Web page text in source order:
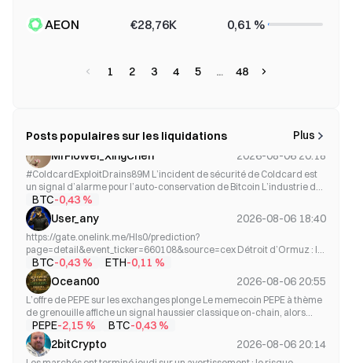
AEON €28,76K 0,61 %
1 2 3 4 5 48
Posts populaires sur les liquidations
Plus
MrFlower_XingChen
2026-08-06 20:18
#ColdcardExploitDrains89M L’incident de sécurité de Coldcard est
un signal d’alarme pour l’auto-conservation de Bitcoin L’industrie des
cryptomonnaies a été secouée par l’un des incidents de sécurité les
plus importants ayant touché des portefeuilles matériels ces
dernières années. Une vulnérabilit...
BTC-0,43 %
User_any
2026-08-06 18:40
https://gate.onelink.me/Hls0/prediction?
page=detail&event_ticker=660108&source=cex Détroit d’Ormuz : le
cadre de l’accord prend forme, mais un retour à la normale au 31
août semble improbable Mon avis : Non Les discussions visant à rouvrir
le détroit ont avancé, mais les données du trafic maritime r...
BTC-0,43 % ETH-0,11 %
Ocean00
2026-08-06 20:55
L’offre de PEPE sur les exchanges plonge Le memecoin PEPE à thème
de grenouille affiche un signal haussier classique on-chain, alors
même que l’intérêt général des traders particuliers semble
temporairement modéré. Les récentes données on-chain montrent
que les soldes de PEPE sur les exchanges vienn...
PEPE-2,15 % BTC-0,43 %
2bitCrypto
2026-08-06 20:14